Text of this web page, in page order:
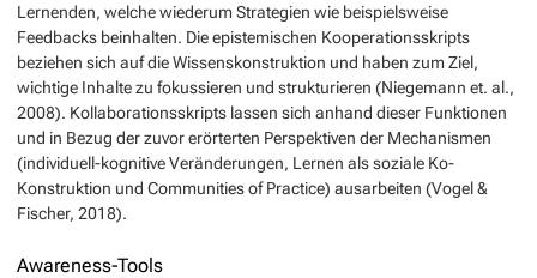
Lernenden, welche wiederum Strategien wie beispielsweise
Feedbacks beinhalten. Die epistemischen Kooperationsskripts
beziehen sich auf die Wissenskonstruktion und haben zum Ziel,
wichtige Inhalte zu fokussieren und strukturieren (Niegemann et. al.,
2008). Kollaborationsskripts lassen sich anhand dieser Funktionen
und in Bezug der zuvor erörterten Perspektiven der Mechanismen
(individuell-kognitive Veränderungen, Lernen als soziale Ko-
Konstruktion und Communities of Practice) ausarbeiten (Vogel &
Fischer, 2018).
Awareness-Tools